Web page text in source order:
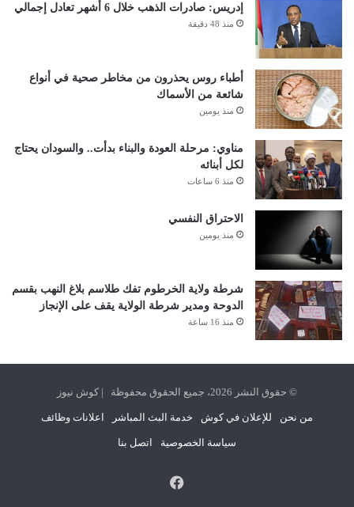
إدريس: صادرات الذهب خلال 6 أشهر تعادل إجمالي
منذ 48 دقيقة
أطباء روس يحذرون من مخاطر صحية في أنواع
شائعة من الأسماك
منذ يومين
مناوي: مرحلة العودة والبناء بدأت.. والسودان يحتاج
لكل أبنائه
منذ 6 ساعات
الاحتراق النفسي
منذ يومين
شرطة ولاية الخرطوم تفك طلاسم بلاغ النهب بقسم
الدوحة ومدير شرطة الولاية يقف على الإنجاز
منذ 16 ساعة
© حقوق النشر 2026، جميع الحقوق محفوظة | كوش نيوز
من نحن للإعلان في كوش خدمة البث المباشر اعلانات وظائف
سياسة الخصوصية اتصل بنا